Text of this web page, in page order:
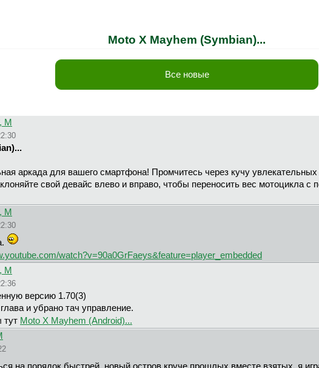
Moto X Mayhem (Symbian)...
Все новые
, М
аркада для вашего смартфона! Промчитесь через кучу увлекательных
свой девайс влево и вправо, чтобы переносить вес мотоцикла с
, М
watch?v=90a0GrFaeys&feature=player_embedded
, М
версию 1.70(3)
и убрано тач управление.
тут Moto X Mayhem (Android)...